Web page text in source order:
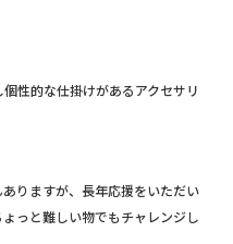
性的な仕掛けがあるアクセサリ
りますが、長年応援をいただい
っと難しい物でもチャレンジし